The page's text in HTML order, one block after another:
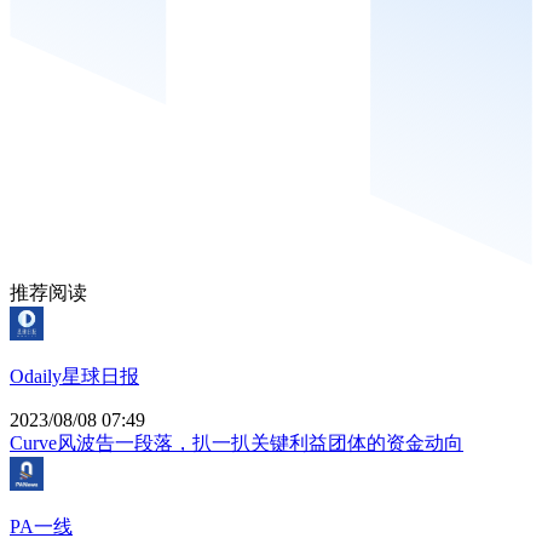
推荐阅读
Odaily星球日报
2023/08/08 07:49
Curve风波告一段落，扒一扒关键利益团体的资金动向
PA一线